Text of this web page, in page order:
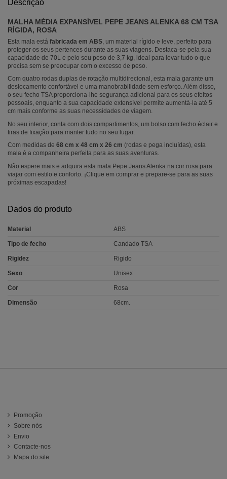
Descrição
MALHA MÉDIA EXPANSÍVEL PEPE JEANS ALENKA 68 CM TSA
RÍGIDA, ROSA
Esta mala está fabricada em ABS , um material rígido e leve, perfeito para
proteger os seus pertences durante as suas viagens. Destaca-se pela sua
capacidade de 70L e pelo seu peso de 3,7 kg, ideal para levar tudo o que
precisa sem se preocupar com o excesso de peso.
Com quatro rodas duplas de rotação multidirecional, esta mala garante um
deslocamento confortável e uma manobrabilidade sem esforço. Além disso,
o seu fecho TSA proporciona-lhe segurança adicional para os seus efeitos
pessoais, enquanto a sua capacidade extensível permite aumentá-la até 5
cm mais conforme as suas necessidades de viagem.
No seu interior, conta com dois compartimentos, um bolso com fecho éclair e
tiras de fixação para manter tudo no seu lugar.
Com medidas de 68 cm x 48 cm x 26 cm (rodas e pega incluídas), esta
mala é a companheira perfeita para as suas aventuras.
Não espere mais e adquira esta mala Pepe Jeans Alenka na cor rosa para
viajar com estilo e conforto. ¡Clique em comprar e prepare-se para as suas
próximas escapadas!
Dados do produto
Material ABS
Tipo de fecho Candado TSA
Rigidez Rigido
Sexo Unisex
Cor Rosa
Dimensão 68cm.
Promoção
Sobre nós
Envio
Contacte-nos
Mapa do site